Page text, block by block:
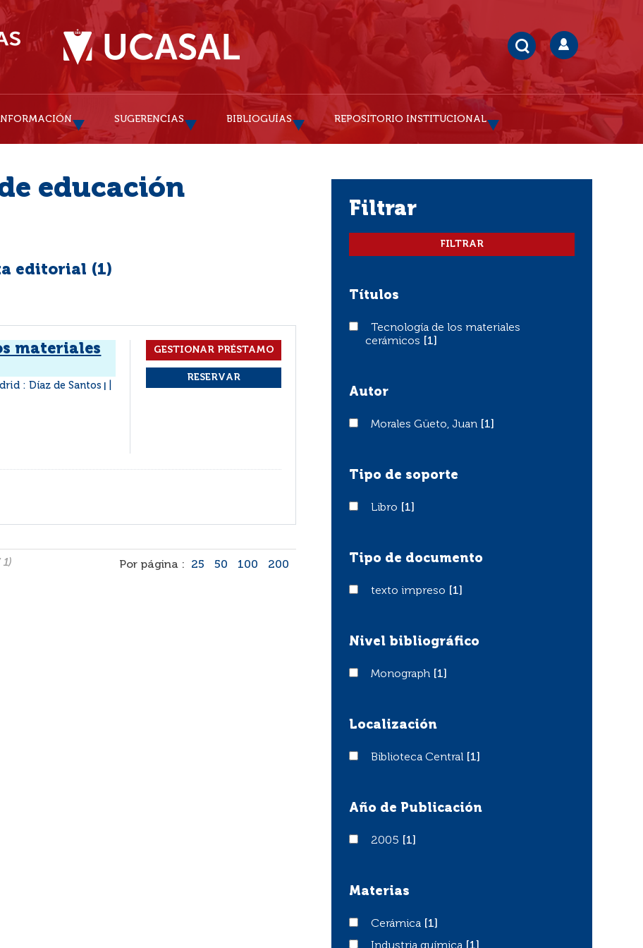
SUGERENCIAS BIBLIOGUÍAS REPOSITORIO INSTITUCIONAL
educación
editorial (1)
materiales
: Díaz de Santos
1) Por página : 25 50 100 200
filtrar
Títulos
Tecnología de los materiales cerámicos
Tecnología de los materiales
cerámicos
[1]
Autor
Morales Güeto, Juan
Morales Güeto, Juan [1]
Tipo de soporte
LibroLibro [1]
Tipo de documento
texto impreso
texto impreso [1]
Nivel bibliográfico
Monograph
Monograph [1]
Localización
Biblioteca Central
Biblioteca Central [1]
Año de Publicación
20052005 [1]
Materias
Cerámica
Cerámica
[1]